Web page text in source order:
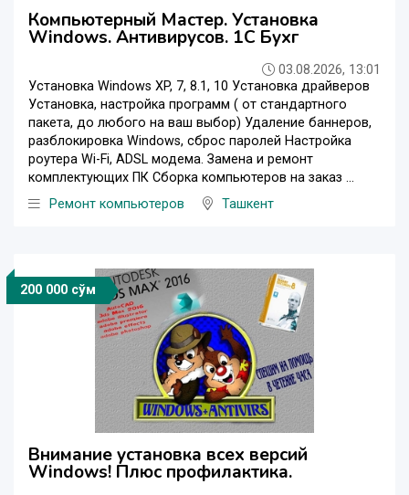
Компьютерный Мастер. Установка
Windows. Антивирусов. 1С Бухг
03.08.2026, 13:01
Установка Windows XP, 7, 8.1, 10 Установка драйверов
Установка, настройка программ ( от стандартного
пакета, до любого на ваш выбор) Удаление баннеров,
разблокировка Windows, сброс паролей Настройка
роутера Wi-Fi, ADSL модема. Замена и ремонт
комплектующих ПК Сборка компьютеров на заказ ...
Ремонт компьютеров
Ташкент
200 000 сўм
Внимание установка всех версий
Windows! Плюс профилактика.